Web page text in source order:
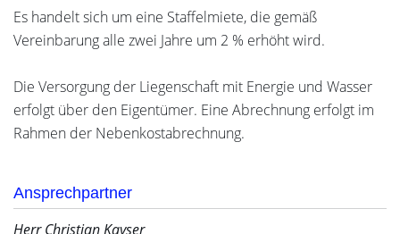
Es handelt sich um eine Staffelmiete, die gemäß
Vereinbarung alle zwei Jahre um 2 % erhöht wird.
Die Versorgung der Liegenschaft mit Energie und Wasser
erfolgt über den Eigentümer. Eine Abrechnung erfolgt im
Rahmen der Nebenkostabrechnung.
Ansprechpartner
Herr Christian Kayser